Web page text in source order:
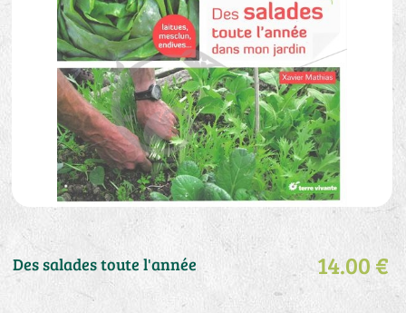
Des salades toute l'année 14.00 €